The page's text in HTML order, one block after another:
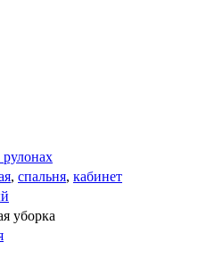
, спальня, кабинет
уборка